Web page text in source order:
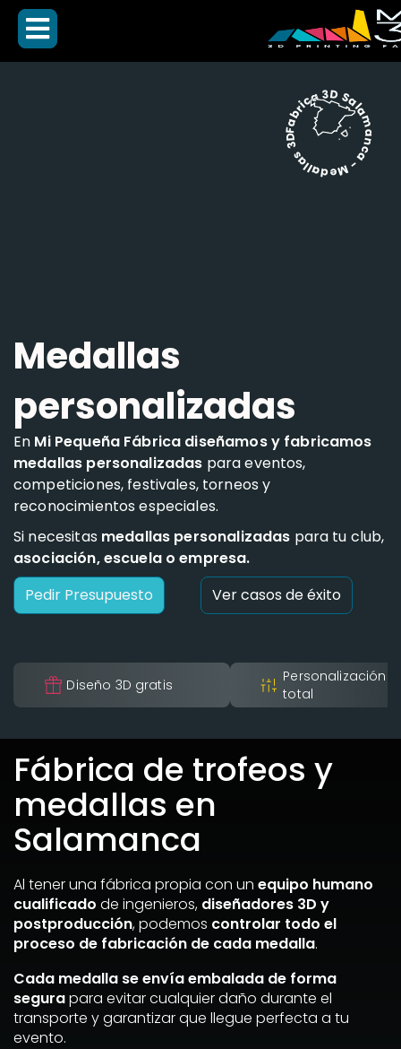
Fabrica 3D Salamanca - Medallas 3D -
Medallas
personalizadas
En Mi Pequeña Fábrica diseñamos y fabricamos
medallas personalizadas para eventos,
competiciones, festivales, torneos y
reconocimientos especiales.
Si necesitas medallas personalizadas para tu club,
asociación, escuela o empresa.
Pedir Presupuesto
Ver casos de éxito
Diseño 3D gratis
Personalización
total
Fábrica de trofeos y
medallas en
Salamanca
Al tener una fábrica propia con un equipo humano
cualificado de ingenieros, diseñadores 3D y
postproducción, podemos controlar todo el
proceso de fabricación de cada medalla.
Cada medalla se envía embalada de forma
segurapara evitar cualquier daño durante el
transporte y garantizar que llegue perfecta a tu
evento.